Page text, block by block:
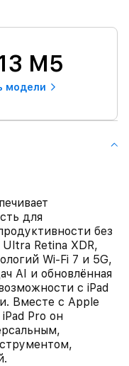
M5
модели
для
без
Retina XDR,
Wi‑Fi 7 и 5G,
AI и обновлённая
с iPad
Вместе с Apple
Pro он